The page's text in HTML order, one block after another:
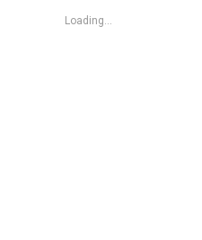
Loading...